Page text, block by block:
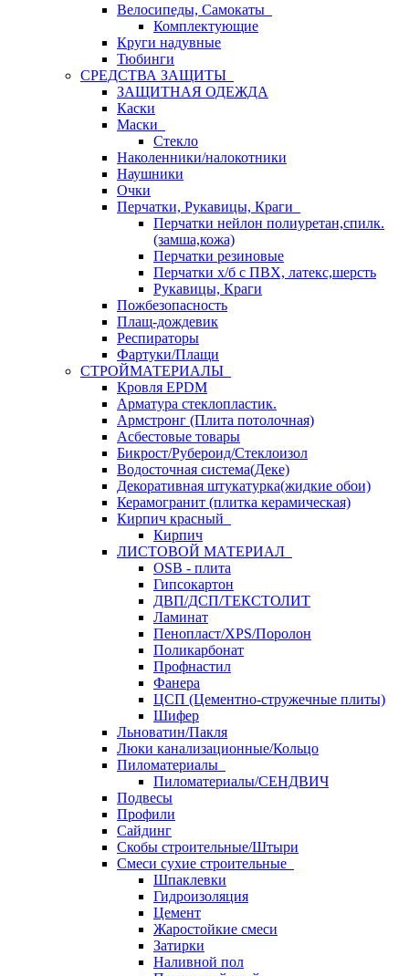
Велосипеды, Самокаты
Комплектующие
Круги надувные
Тюбинги
СРЕДСТВА ЗАЩИТЫ
ЗАЩИТНАЯ ОДЕЖДА
Каски
Маски
Стекло
Наколенники/налокотники
Наушники
Очки
Перчатки, Рукавицы, Краги
Перчатки нейлон полиуретан,спилк.
(замша,кожа)
Перчатки резиновые
Перчатки х/б с ПВХ, латекс,шерсть
Рукавицы, Краги
Пожбезопасность
Плащ-дождевик
Респираторы
Фартуки/Плащи
СТРОЙМАТЕРИАЛЫ
Кровля ЕРDM
Арматура стеклопластик.
Армстронг (Плита потолочная)
Асбестовые товары
Бикрост/Рубероид/Стеклоизол
Водосточная система(Деке)
Декоративная штукатурка(жидкие обои)
Керамогранит (плитка керамическая)
Кирпич красный
Кирпич
ЛИСТОВОЙ МАТЕРИАЛ
OSB - плита
Гипсокартон
ДВП/ДСП/ТЕКСТОЛИТ
Ламинат
Пенопласт/XPS/Поролон
Поликарбонат
Профнастил
Фанера
ЦСП (Цементно-стружечные плиты)
Шифер
Льноватин/Пакля
Люки канализационные/Кольцо
Пиломатериалы
Пиломатериалы/СЕНДВИЧ
Подвесы
Профили
Сайдинг
Скобы строительные/Штыри
Смеси сухие строительные
Шпаклевки
Гидроизоляция
Цемент
Жаростойкие смеси
Затирки
Наливной пол